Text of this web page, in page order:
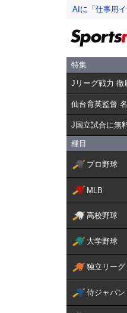
AIに「仕事用
特集
Jリーグ戦力 徹
仙台育英監督
J国立試合に無
種目
プロ野球
MLB
高校野球
大学野球
独立リーグ
侍ジャパン